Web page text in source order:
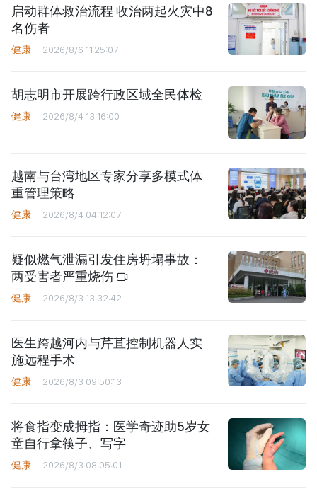
启动群体救治流程 收治两起火灾中8
名伤者
健康 2026/8/6 11:25:07
胡志明市开展跨行政区域全民体检
健康 2026/8/4 13:16:00
越南与台湾地区专家分享多模式体
重管理策略
健康 2026/8/4 04:12:07
疑似燃气泄漏引发住房坍塌事故：
两受害者严重烧伤
健康 2026/8/3 13:32:42
医生跨越河内与芹苴控制机器人实
施远程手术
健康 2026/8/3 09:50:13
将食指变成拇指：医学奇迹助5岁女
童自行拿筷子、写字
健康 2026/8/3 08:05:01